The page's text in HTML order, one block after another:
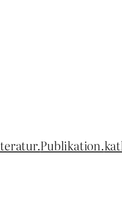
Publikation.